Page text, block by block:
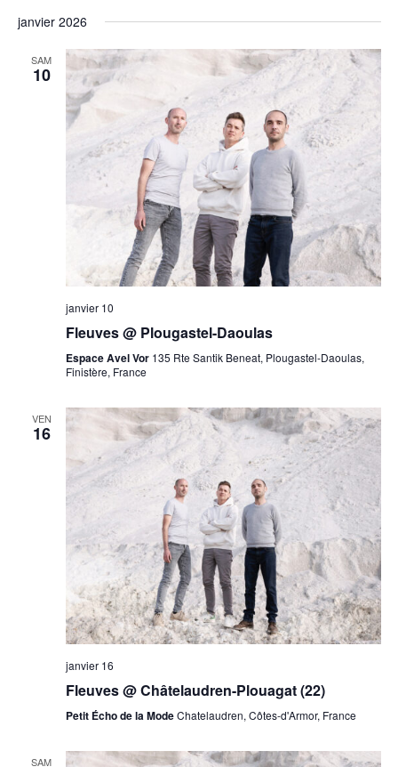
janvier 2026
SAM
10
janvier 10
Fleuves @ Plougastel-Daoulas
Espace Avel Vor 135 Rte Santik Beneat, Plougastel-Daoulas,
Finistère, France
VEN
16
janvier 16
Fleuves @ Châtelaudren-Plouagat (22)
Petit Écho de la ModeChatelaudren, Côtes-d'Armor, France
SAM